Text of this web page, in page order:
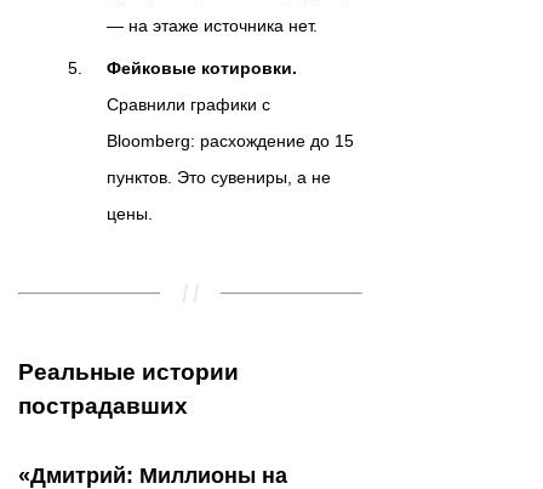
— на этаже источника нет.
Фейковые котировки.
Сравнили графики с
Bloomberg: расхождение до 15
пунктов. Это сувениры, а не
цены.
Реальные истории
пострадавших
«Дмитрий: Миллионы на